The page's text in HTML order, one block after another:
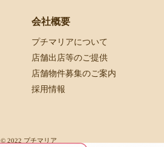
会社概要
プチマリアについて
店舗出店等のご提供
店舗物件募集のご案内
採用情報
© 2022 プチマリア